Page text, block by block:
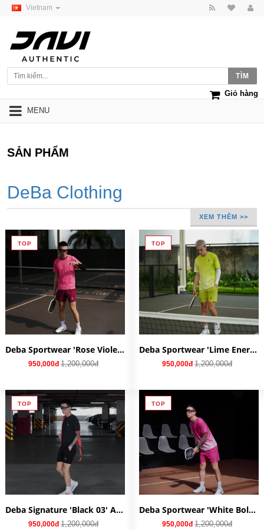
Vietnam
Giỏ hàng
MENU
SẢN PHẨM
DeBa Clothing
XEM THÊM >>
TOP
Deba Sportwear 'Rose Violet' AQ09PV
950,000đ 1,200,000đ
TOP
Deba Sportwear 'Lime Energy' AQ01GR
950,000đ 1,200,000đ
TOP
Deba Signature 'Black 03' AQ03BL
950,000đ 1,200,000đ
TOP
Deba Sportwear 'White Bold Pink' AQ04WP
950,000đ 1,200,000đ